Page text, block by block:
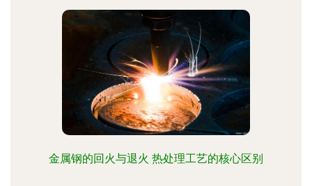
金属钢的回火与退火 热处理工艺的核心区别